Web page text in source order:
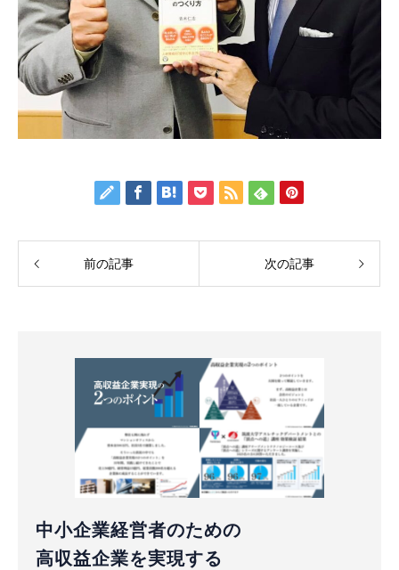
前の記事 次の記事
中小企業経営者のための
高収益企業を実現する